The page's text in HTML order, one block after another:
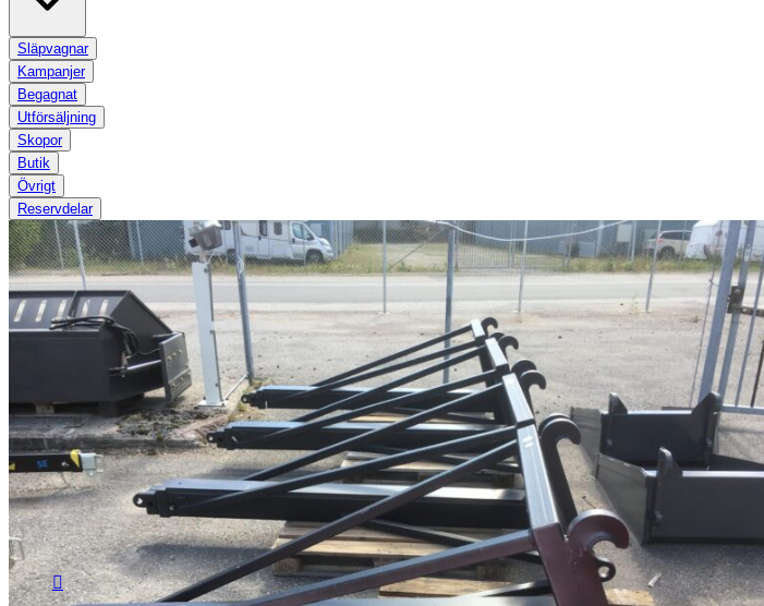
Släpvagnar
Kampanjer
Begagnat
Utförsäljning
Skopor
Butik
Övrigt
Reservdelar